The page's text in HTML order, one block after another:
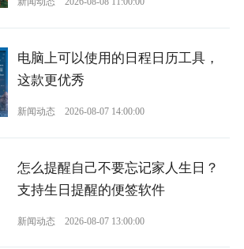
电脑上可以使用的日程日历工具，
这款更优秀
新闻动态 2026-08-07 14:00:00
怎么提醒自己不要忘记家人生日？
支持生日提醒的便签软件
新闻动态 2026-08-07 13:00:00